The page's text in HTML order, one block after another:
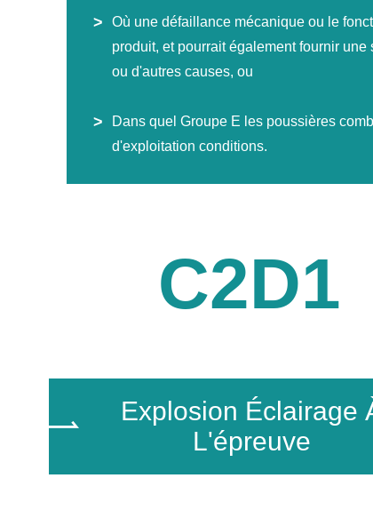
Où une défaillance mécanique ou le
produit, et pourrait également fournir
ou d'autres causes, ou
Dans quel Groupe E les poussières
d'exploitation conditions.
C2D1

Explosion Éclairage
L'épreuve